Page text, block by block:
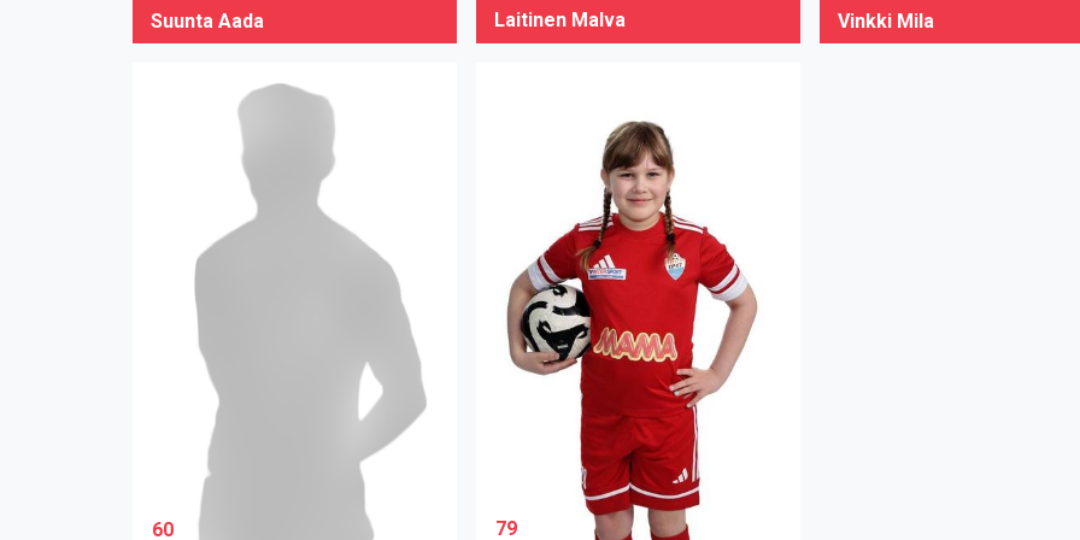
Suunta Aada
Laitinen Malva
Vinkki Mila
60 79